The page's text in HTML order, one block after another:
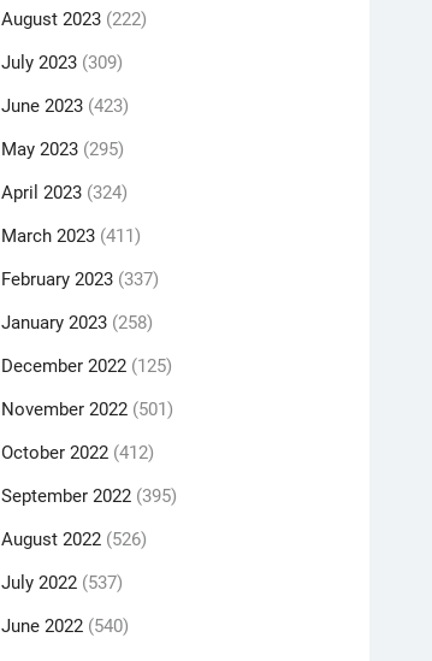
August 2023 (222)
July 2023 (309)
June 2023 (423)
May 2023 (295)
April 2023 (324)
March 2023 (411)
February 2023 (337)
January 2023 (258)
December 2022 (125)
November 2022 (501)
October 2022 (412)
September 2022 (395)
August 2022 (526)
July 2022 (537)
June 2022 (540)